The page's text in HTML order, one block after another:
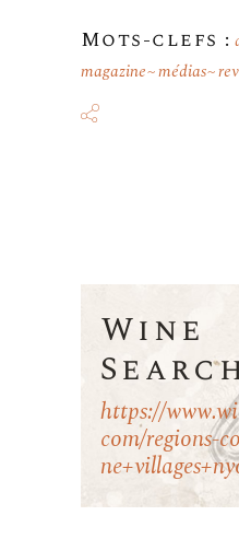
Mots-clefs :
magazine médias
Wine
https://
com/regions-